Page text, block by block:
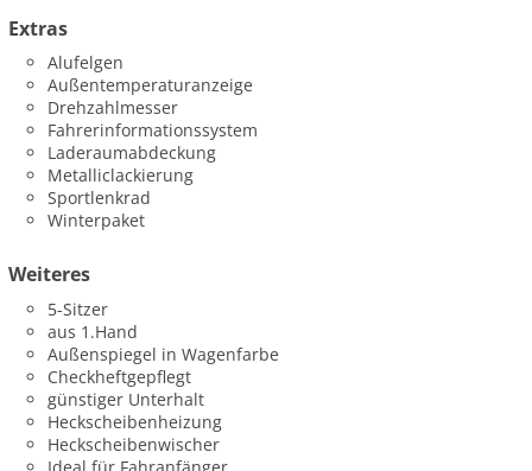
Extras
Alufelgen
Außentemperaturanzeige
Drehzahlmesser
Fahrerinformationssystem
Laderaumabdeckung
Metalliclackierung
Sportlenkrad
Winterpaket
Weiteres
5-Sitzer
aus 1.Hand
Außenspiegel in Wagenfarbe
Checkheftgepflegt
günstiger Unterhalt
Heckscheibenheizung
Heckscheibenwischer